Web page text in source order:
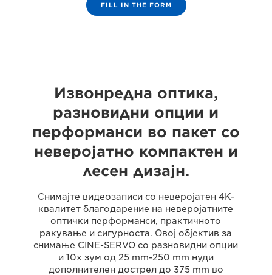
FILL IN THE FORM
Извонредна оптика,
разновидни опции и
перформанси во пакет со
неверојатно компактен и
лесен дизајн.
Снимајте видеозаписи со неверојатен 4K-
квалитет благодарение на неверојатните
оптички перформанси, практичното
ракување и сигурноста. Овој објектив за
снимање CINE-SERVO со разновидни опции
и 10x зум од 25 mm-250 mm нуди
дополнителен дострел до 375 mm во